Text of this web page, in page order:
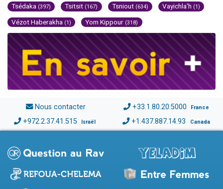
Tsédaka (397) Tsitsit (167) Tsniout (634) Vayichla'h (1)
Vézot Haberakha (1) Yom Kippour (318)
Nous contacter +33.1.80.20.5000 France
+972.2.37.41.515 Israël +1.437.887.14.93 Canada